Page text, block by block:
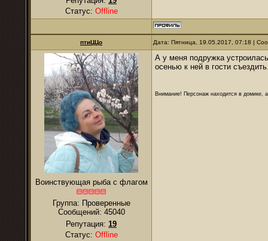
Статус: Offline
птиЦЦо Дата: Пятница, 19.05.2017, 07:18 |
Воинствующая рыба с флагом
Группа: Проверенные
Сообщений: 45040
Репутация: 19
Статус: Offline
А у меня подружка
осенью к ней в гости
Внимание! Персонаж находится в домике,